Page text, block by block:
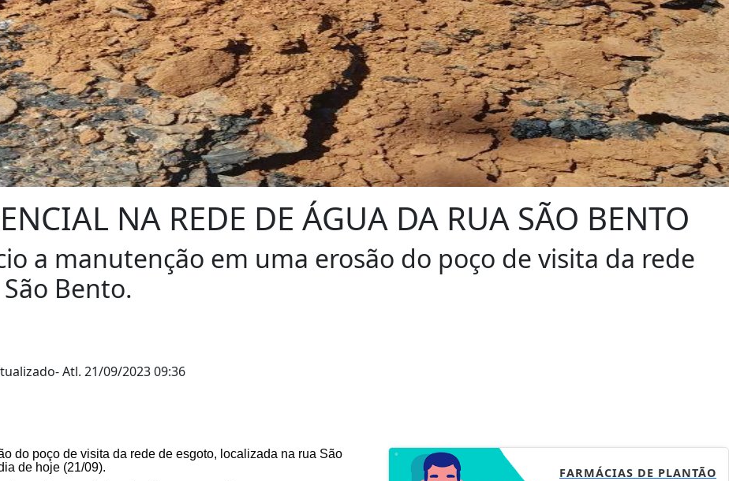
NA REDE DE ÁGUA DA RUA SÃO BENTO
a manutenção em uma erosão do poço de visita da rede
Bento.
- Atl. 21/09/2023 09:36
do poço de visita da rede de esgoto, localizada na rua São
de hoje (21/09).
FARMÁCIAS DE PLANTÃO